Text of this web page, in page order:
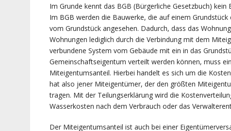
Im Grunde kennt das BGB (Bürgerliche Gesetzbuch)
Im BGB werden die Bauwerke, die auf einem
vom Grundstück angesehen. Dadurch, dass das
Wohnungen lediglich durch die Verbindung mit dem
verbundene System vom Gebäude mit ein in das
Gemeinschaftseigentum verteilt werden können, muss
Miteigentumsanteil. Hierbei handelt es sich um die
hat also jener Miteigentümer, der den größten
tragen. Mit der Teilungserklärung wird die
Wasserkosten nach dem Verbrauch oder das
Der Miteigentumsanteil ist auch bei einer